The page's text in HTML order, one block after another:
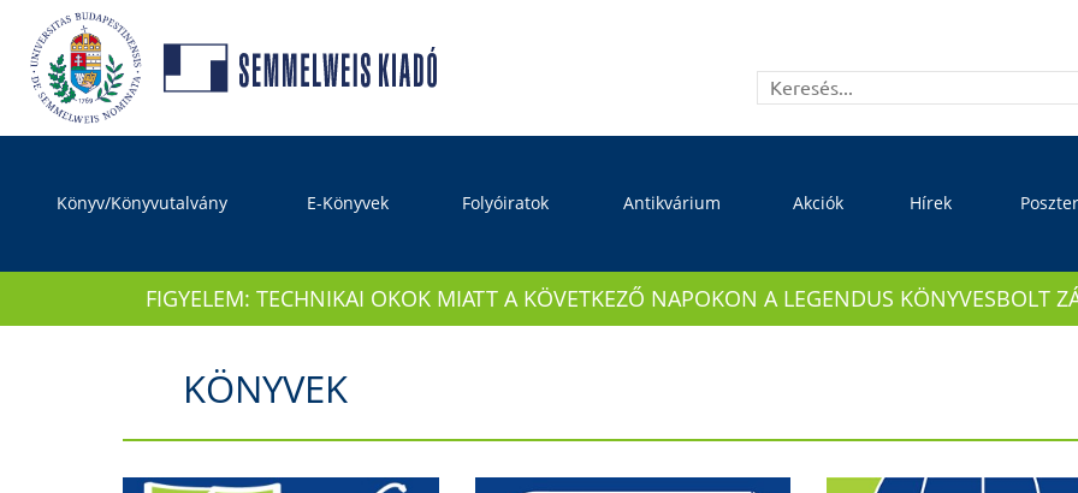
Könyv/Könyvutalvány E-Könyvek Folyóiratok Antikvárium Akciók Hírek
FIGYELEM: TECHNIKAI OKOK MIATT A KÖVETKEZŐ NAPOKON A LEGENDUS KÖNYVESBOLT
KÖNYVEK